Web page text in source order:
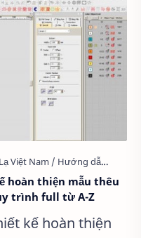
hoàn thiện mẫu thêu
trình full từ A-Z
kế hoàn thiện